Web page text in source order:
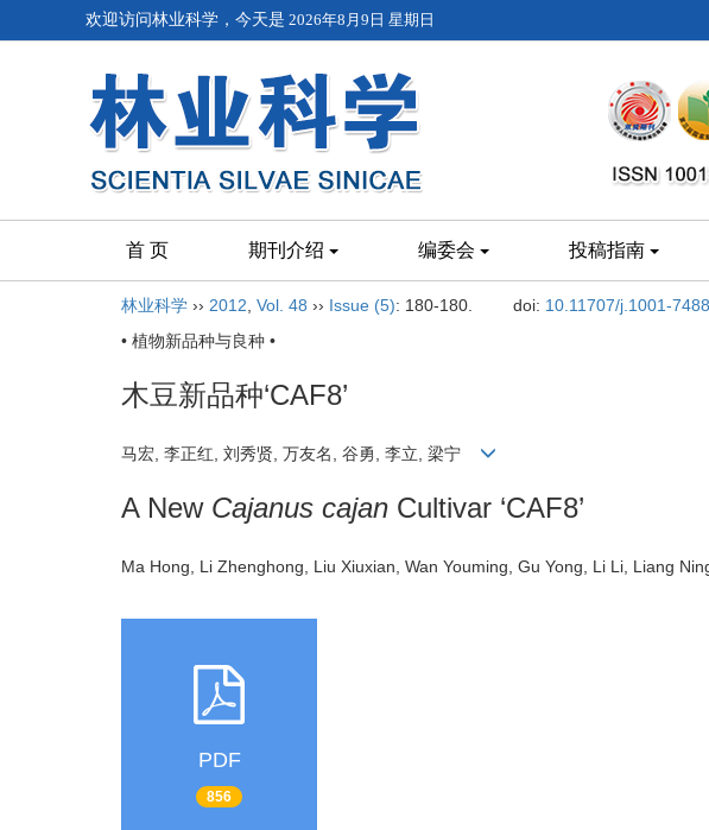
欢迎访问林业科学，今天是 2026年8月9日 星期日
首 页 期刊介绍 编委会 投稿指南
林业科学 ›› 2012 Vol. 48 ›› Issue (5): 180-180. doi: 10.11707/j.1001-
• 植物新品种与良种 •
木豆新品种‘CAF8’
马宏, 李正红, 刘秀贤, 万友名, 谷勇, 李立, 梁宁
A New Cajanus cajan Cultivar ‘CAF8’
Ma Hong, Li Zhenghong, Liu Xiuxian, Wan Youming, Gu Yong, Li Li, Liang
PDF
856